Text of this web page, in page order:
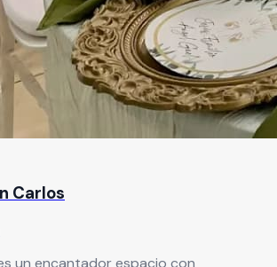
Carlos
un encantador espacio con